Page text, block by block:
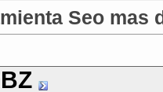
Seo mas